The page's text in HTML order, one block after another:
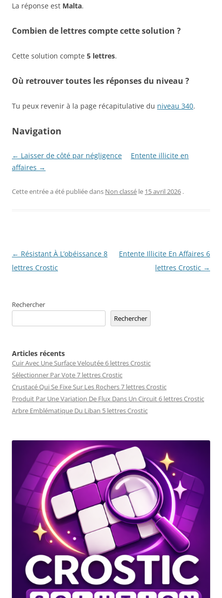
La réponse est Malta.
Combien de lettres compte cette solution ?
Cette solution compte 5 lettres.
Où retrouver toutes les réponses du niveau ?
Tu peux revenir à la page récapitulative du niveau 340.
Navigation
← Laisser de côté par négligence
Entente illicite en
affaires →
Cette entrée a été publiée dans Non classé le 15 avril 2026 .
Navigation
des
← Résistant À L’obéissance 8
lettres Crostic
Entente Illicite En Affaires 6
lettres Crostic →
Rechercher
Rechercher
Articles récents
Cuir Avec Une Surface Veloutée 6 lettres Crostic
Sélectionner Par Vote 7 lettres Crostic
Crustacé Qui Se Fixe Sur Les Rochers 7 lettres Crostic
Produit Par Une Variation De Flux Dans Un Circuit 6 lettres Crostic
Arbre Emblématique Du Liban 5 lettres Crostic